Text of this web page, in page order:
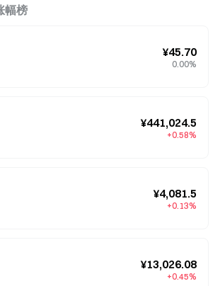
幅榜
¥45.70
0.00%
¥441,024.5
+0.58%
¥4,081.5
+0.13%
¥13,026.08
+0.45%